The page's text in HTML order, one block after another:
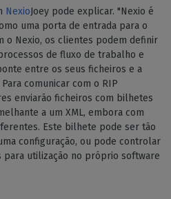
NexioJoey pode explicar. "Nexio é
uma porta de entrada para o
o Nexio, os clientes podem definir
de fluxo de trabalho e
entre os seus ficheiros e a
comunicar com o RIP
enviarão ficheiros com bilhetes
a um XML, embora com
Este bilhete pode ser tão
configuração, ou pode controlar
para utilização no próprio software